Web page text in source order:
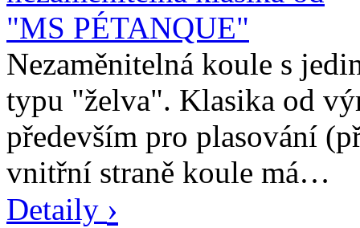
Nezaměnitelná koule s
typu "želva". Klasika od
především pro plasování
vnitřní straně koule má…
Detaily ›